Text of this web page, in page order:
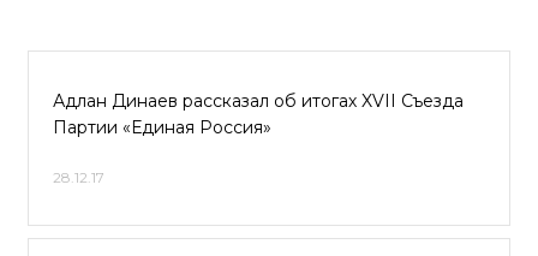
Адлан Динаев рассказал об итогах XVII Съезда
Партии «Единая Россия»
28.12.17